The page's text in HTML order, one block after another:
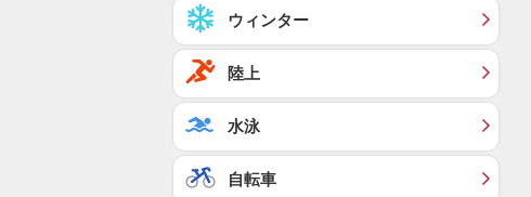
ウィンター
陸上
水泳
自転車